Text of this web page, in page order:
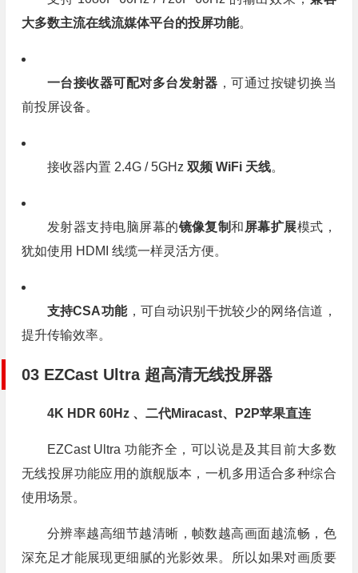
大多数主流在线流媒体平台的投屏功能。
一台接收器可配对多台发射器 ，可通过按键切换当
前投屏设备。
接收器内置 2.4G / 5GHz 双频 WiFi 天线。
发射器支持电脑屏幕的镜像复制和 屏幕扩展模式，
犹如使用 HDMI 线缆一样灵活方便。
支持CSA功能，可自动识别干扰较少的网络信道，
提升传输效率。
03 EZCast Ultra 超高清无线投屏器
4K HDR 60Hz 、二代Miracast、P2P苹果直连
EZCast Ultra 功能齐全，可以说是及其目前大多数
无线投屏功能应用的旗舰版本，一机多用适合多种综合
使用场景。
分辨率越高细节越清晰，帧数越高画面越流畅，色
深充足才能展现更细腻的光影效果。所以如果对画质要